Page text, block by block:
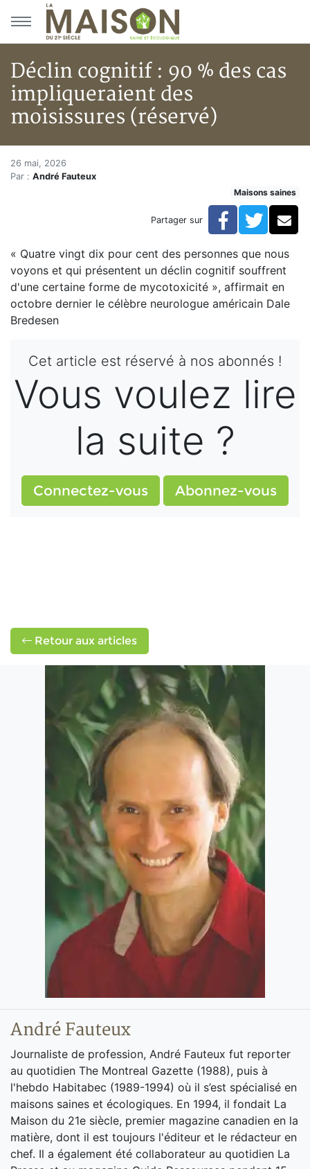
Aller au menu principal
Aller au contenu principal
Déclin cognitif : 90 % des cas
impliqueraient des
moisissures (réservé)
Accueil
Articles
Hypersensibilités environnementales
Déclin cognitif : 90 % des cas impliqueraient des
Déclin cognitif : 90 % des cas
26 mai, 2026
Par : André Fauteux
Maisons saines
Partager sur Facebook
« Quatre vingt dix pour cent des personnes que nous
voyons et qui présentent un déclin cognitif souffrent
d'une certaine forme de mycotoxicité », affirmait en
octobre dernier le célèbre neurologue américain Dale
Bredesen
Cet article est réservé à nos abonnés !
Vous voulez lire
la suite ?
Connectez-vous Abonnez-vous
Retour aux articles
André Fauteux
Journaliste de profession, André Fauteux fut reporter
au quotidien The Montreal Gazette (1988), puis à
l'hebdo Habitabec (1989-1994) où il s’est spécialisé en
maisons saines et écologiques. En 1994, il fondait La
Maison du 21e siècle, premier magazine canadien en la
matière, dont il est toujours l'éditeur et le rédacteur en
chef. Il a également été collaborateur au quotidien La